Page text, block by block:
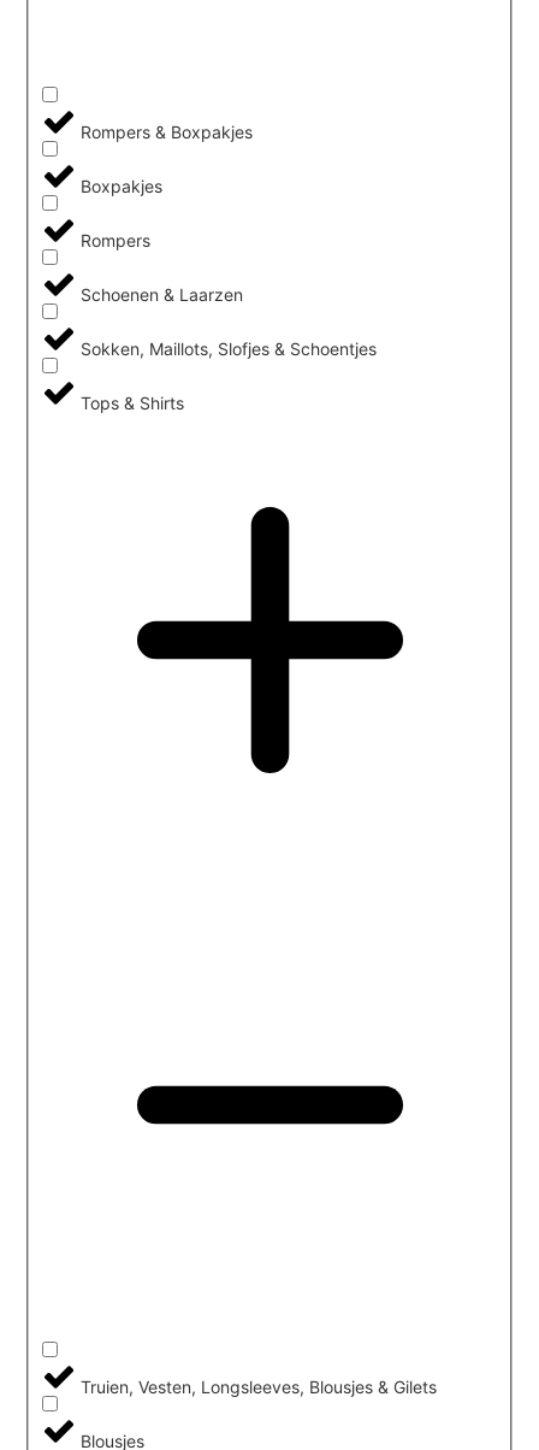
Rompers & Boxpakjes
Boxpakjes
Rompers
Schoenen & Laarzen
Sokken, Maillots, Slofjes & Schoentjes
Tops & Shirts
Truien, Vesten, Longsleeves, Blousjes & Gilets
Blousjes